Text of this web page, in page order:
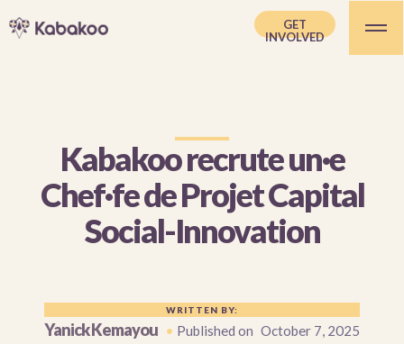
GET
INVOLVED
Kabakoo recrute un·e
Chef·fe de Projet Capital
Social-Innovation
WRITTEN BY:
Yanick Kemayou • Published on October 7, 2025